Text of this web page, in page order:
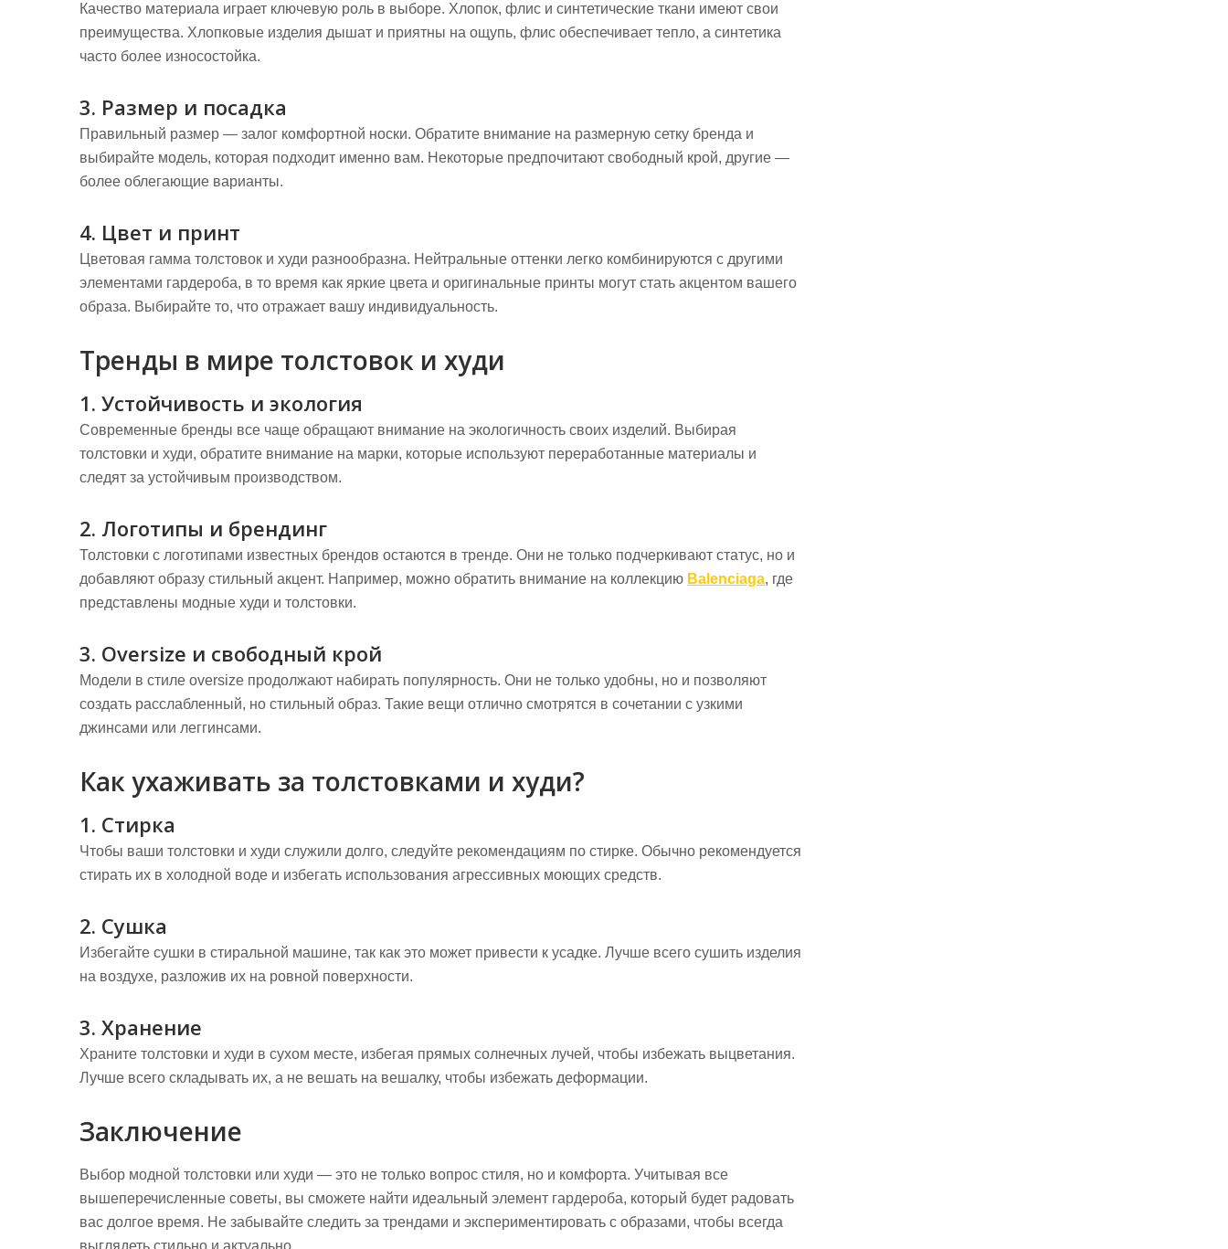
Качество материала играет ключевую роль в выборе. Хлопок, флис и синтетические ткани имеют свои
преимущества. Хлопковые изделия дышат и приятны на ощупь, флис обеспечивает тепло, а синтетика
часто более износостойка.
3. Размер и посадка
Правильный размер — залог комфортной носки. Обратите внимание на размерную сетку бренда и
выбирайте модель, которая подходит именно вам. Некоторые предпочитают свободный крой, другие —
более облегающие варианты.
4. Цвет и принт
Цветовая гамма толстовок и худи разнообразна. Нейтральные оттенки легко комбинируются с другими
элементами гардероба, в то время как яркие цвета и оригинальные принты могут стать акцентом вашего
образа. Выбирайте то, что отражает вашу индивидуальность.
Тренды в мире толстовок и худи
1. Устойчивость и экология
Современные бренды все чаще обращают внимание на экологичность своих изделий. Выбирая
толстовки и худи, обратите внимание на марки, которые используют переработанные материалы и
следят за устойчивым производством.
2. Логотипы и брендинг
Толстовки с логотипами известных брендов остаются в тренде. Они не только подчеркивают статус, но и
добавляют образу стильный акцент. Например, можно обратить внимание на коллекцию Balenciaga, где
представлены модные худи и толстовки.
3. Oversize и свободный крой
Модели в стиле oversize продолжают набирать популярность. Они не только удобны, но и позволяют
создать расслабленный, но стильный образ. Такие вещи отлично смотрятся в сочетании с узкими
джинсами или леггинсами.
Как ухаживать за толстовками и худи?
1. Стирка
Чтобы ваши толстовки и худи служили долго, следуйте рекомендациям по стирке. Обычно рекомендуется
стирать их в холодной воде и избегать использования агрессивных моющих средств.
2. Сушка
Избегайте сушки в стиральной машине, так как это может привести к усадке. Лучше всего сушить изделия
на воздухе, разложив их на ровной поверхности.
3. Хранение
Храните толстовки и худи в сухом месте, избегая прямых солнечных лучей, чтобы избежать выцветания.
Лучше всего складывать их, а не вешать на вешалку, чтобы избежать деформации.
Заключение
Выбор модной толстовки или худи — это не только вопрос стиля, но и комфорта. Учитывая все
вышеперечисленные советы, вы сможете найти идеальный элемент гардероба, который будет радовать
вас долгое время. Не забывайте следить за трендами и экспериментировать с образами, чтобы всегда
выглядеть стильно и актуально.